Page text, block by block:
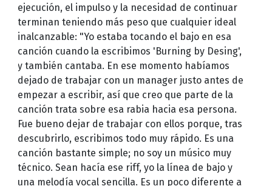
ejecución, el impulso y la necesidad de continuar
terminan teniendo más peso que cualquier ideal
inalcanzable: "Yo estaba tocando el bajo en esa
canción cuando la escribimos 'Burning by Desing',
y también cantaba. En ese momento habíamos
dejado de trabajar con un manager justo antes de
empezar a escribir, así que creo que parte de la
canción trata sobre esa rabia hacia esa persona.
Fue bueno dejar de trabajar con ellos porque, tras
descubrirlo, escribimos todo muy rápido. Es una
canción bastante simple; no soy un músico muy
técnico. Sean hacía ese riff, yo la línea de bajo y
una melodía vocal sencilla. Es un poco diferente a